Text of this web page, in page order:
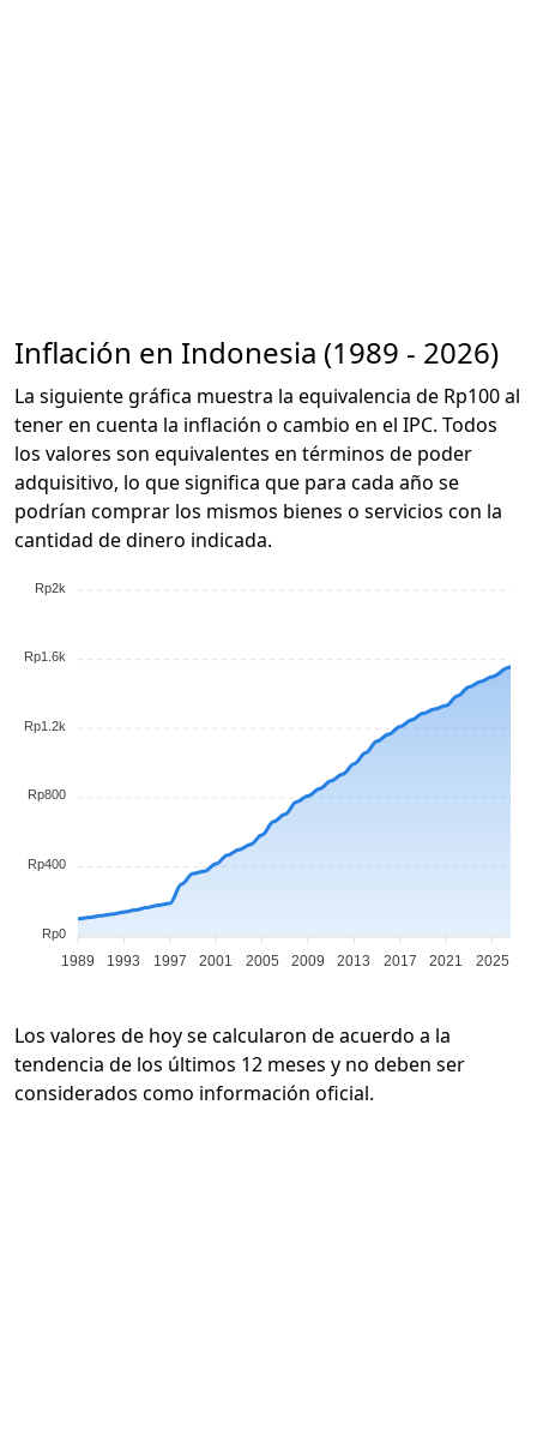
Inflación en Indonesia (1989 - 2026)
La siguiente gráfica muestra la equivalencia de Rp100 al
tener en cuenta la inflación o cambio en el IPC. Todos
los valores son equivalentes en términos de poder
adquisitivo, lo que significa que para cada año se
podrían comprar los mismos bienes o servicios con la
cantidad de dinero indicada.
Rp2k
Rp1.6k
Rp1.2k
Rp800
Rp400
Rp0
1989 1993 1997 2001 2005 2009 2013 2017 2021 2025
Los valores de hoy se calcularon de acuerdo a la
tendencia de los últimos 12 meses y no deben ser
considerados como información oficial.